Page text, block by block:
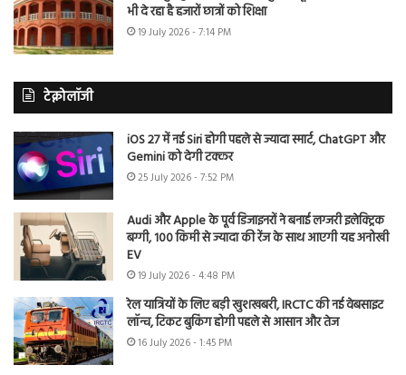
भी दे रहा है हजारों छात्रों को शिक्षा
19 July 2026 - 7:14 PM
टेक्नोलॉजी
iOS 27 में नई Siri होगी पहले से ज्यादा स्मार्ट, ChatGPT और
Gemini को देगी टक्कर
25 July 2026 - 7:52 PM
Audi और Apple के पूर्व डिजाइनरों ने बनाई लग्जरी इलेक्ट्रिक
बग्गी, 100 किमी से ज्यादा की रेंज के साथ आएगी यह अनोखी
EV
19 July 2026 - 4:48 PM
रेल यात्रियों के लिए बड़ी खुशखबरी, IRCTC की नई वेबसाइट
लॉन्च, टिकट बुकिंग होगी पहले से आसान और तेज
16 July 2026 - 1:45 PM